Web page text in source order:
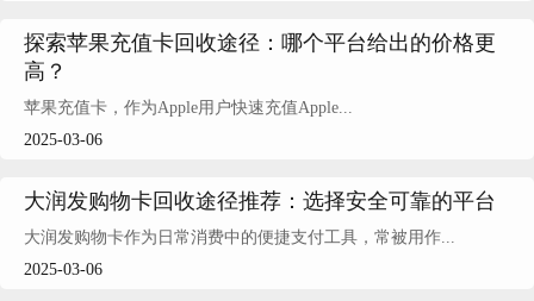
探索苹果充值卡回收途径：哪个平台给出的价格更
高？
苹果充值卡，作为Apple用户快速充值Apple...
2025-03-06
大润发购物卡回收途径推荐：选择安全可靠的平台
大润发购物卡作为日常消费中的便捷支付工具，常被用作...
2025-03-06